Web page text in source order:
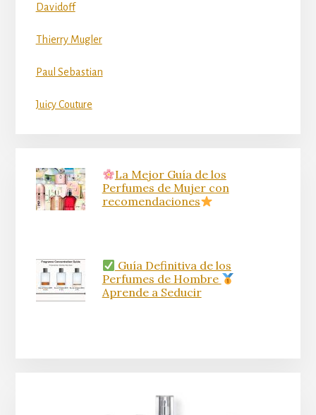
Davidoff
Thierry Mugler
Paul Sebastian
Juicy Couture
La Mejor Guía de los
Perfumes de Mujer con
recomendaciones
Guía Definitiva de los
Perfumes de Hombre
Aprende a Seducir